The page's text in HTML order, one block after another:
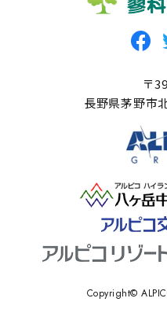
〒
長野県茅野市
Copyright©